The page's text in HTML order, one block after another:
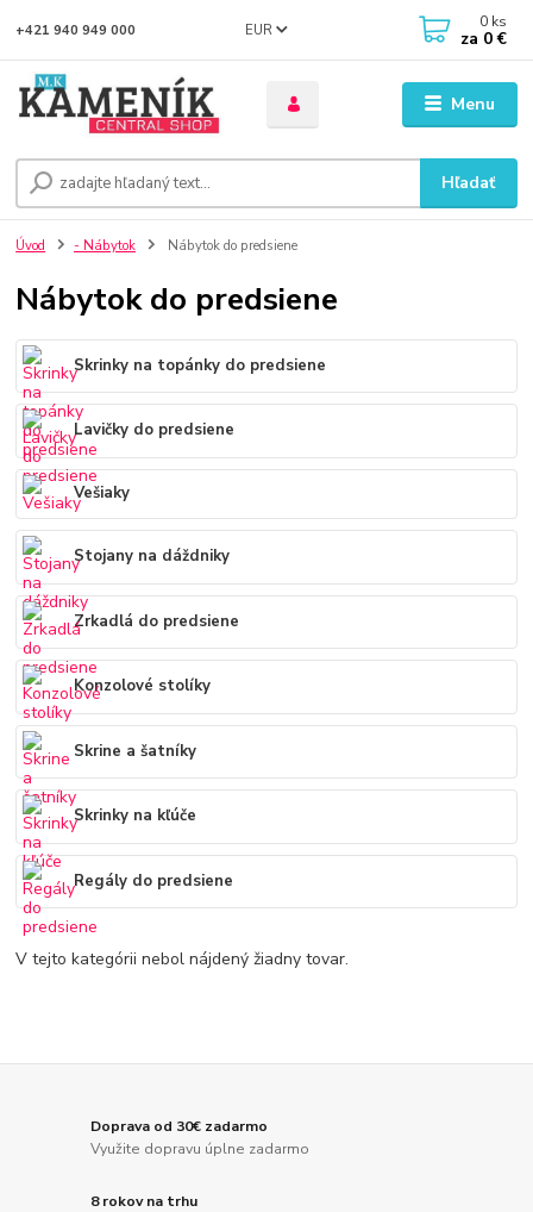
Menu
EUR
Hľadať
+421 940 949 000 0 ks
za 0 €
Úvod - Nábytok Nábytok do predsiene
Nábytok do predsiene
Skrinky na topánky do predsiene
Lavičky do predsiene
Vešiaky
Stojany na dáždniky
Zrkadlá do predsiene
Konzolové stolíky
Skrine a šatníky
Skrinky na kľúče
Regály do predsiene
V tejto kategórii nebol nájdený žiadny tovar.
Doprava od 30€ zadarmo
Využite dopravu úplne zadarmo
8 rokov na trhu